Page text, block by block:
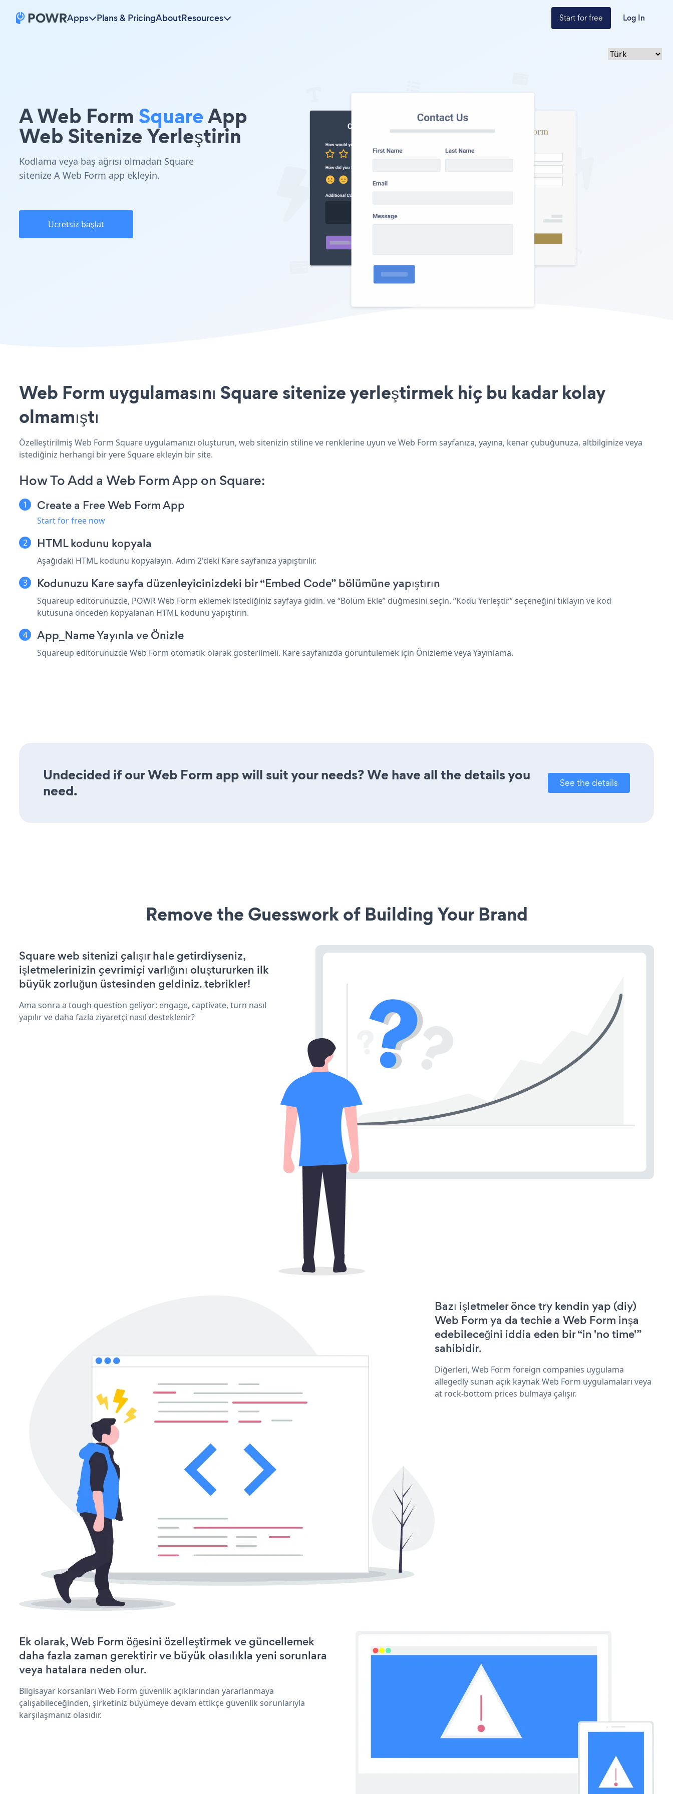
Apps Plans & PricingAboutResources Start for free Log In
A Web Form SquareApp
Web Sitenize Yerleştirin
Kodlama veya baş ağrısı olmadan Square
sitenize A Web Form app ekleyin.
Ücretsiz başlat
Web Form uygulamasını Square sitenize yerleştirmek hiç bu kadar kolay
olmamıştı
Özelleştirilmiş Web Form Square uygulamanızı oluşturun, web sitenizin stiline ve renklerine uyun ve Web Form sayfanıza, yayına, kenar çubuğunuza, altbilginize veya
istediğiniz herhangi bir yere Square ekleyin bir site.
How To Add a Web Form App on Square:
Create a Free Web Form App
Start for free now
HTML kodunu kopyala
Aşağıdaki HTML kodunu kopyalayın. Adım 2'deki Kare sayfanıza yapıştırılır.
Kodunuzu Kare sayfa düzenleyicinizdeki bir “Embed Code” bölümüne yapıştırın
Squareup editörünüzde, POWR Web Form eklemek istediğiniz sayfaya gidin. ve “Bölüm Ekle” düğmesini seçin. “Kodu Yerleştir” seçeneğini tıklayın ve kod
kutusuna önceden kopyalanan HTML kodunu yapıştırın.
App_Name Yayınla ve Önizle
Squareup editörünüzde Web Form otomatik olarak gösterilmeli. Kare sayfanızda görüntülemek için Önizleme veya Yayınlama.
Undecided if our Web Form app will suit your needs? We have all the details you
need.
See the details
Remove the Guesswork of Building Your Brand
Square web sitenizi çalışır hale getirdiyseniz,
işletmelerinizin çevrimiçi varlığını oluştururken ilk
büyük zorluğun üstesinden geldiniz. tebrikler!
Ama sonra a tough question geliyor: engage, captivate, turn nasıl
yapılır ve daha fazla ziyaretçi nasıl desteklenir?
Bazı işletmeler önce try kendin yap (diy)
Web Form ya da techie a Web Form inşa
edebileceğini iddia eden bir “in 'no time'”
sahibidir.
Diğerleri, Web Form foreign companies uygulama
allegedly sunan açık kaynak Web Form uygulamaları veya
at rock-bottom prices bulmaya çalışır.
Ek olarak, Web Form öğesini özelleştirmek ve güncellemek
daha fazla zaman gerektirir ve büyük olasılıkla yeni sorunlara
veya hatalara neden olur.
Bilgisayar korsanları Web Form güvenlik açıklarından yararlanmaya
çalışabileceğinden, şirketiniz büyümeye devam ettikçe güvenlik sorunlarıyla
karşılaşmanız olasıdır.